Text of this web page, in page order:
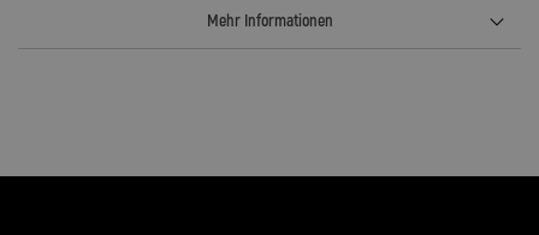
Mehr Informationen